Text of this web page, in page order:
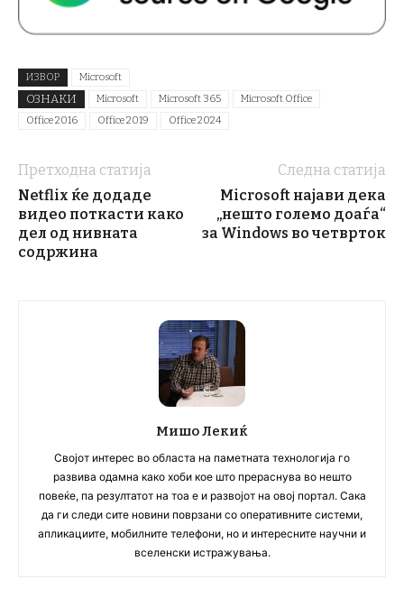
ИЗВОР Microsoft
ОЗНАКИ Microsoft Microsoft 365
Microsoft Office
Office 2016
Office 2019 Office 2024
Претходна статија
Netflix ќе додаде
видео поткасти како
дел од нивната
содржина
Следна статија
Microsoft најави дека
„нешто големо доаѓа“
за Windows во четврток
Мишо Лекиќ
Својот интерес во областа на паметната технологија го
развива одамна како хоби кое што прераснува во нешто
повеќе, па резултатот на тоа е и развојот на овој портал. Сака
да ги следи сите новини поврзани со оперативните системи,
апликациите, мобилните телефони, но и интересните научни и
вселенски истражувања.